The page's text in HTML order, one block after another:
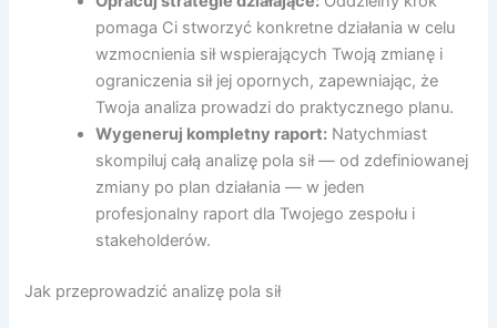
pomaga Ci stworzyć konkretne działania w celu
wzmocnienia sił wspierających Twoją zmianę i
ograniczenia sił jej opornych, zapewniając, że
Twoja analiza prowadzi do praktycznego planu.
Wygeneruj kompletny raport: Natychmiast
skompiluj całą analizę pola sił — od zdefiniowanej
zmiany po plan działania — w jeden
profesjonalny raport dla Twojego zespołu i
stakeholderów.
Jak przeprowadzić analizę pola sił